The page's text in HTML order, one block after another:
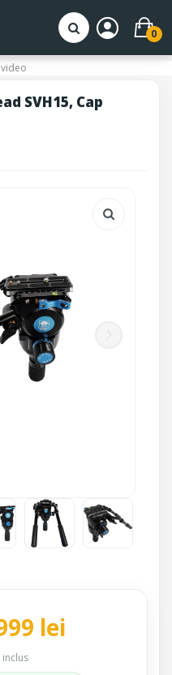
0
SVH15, Cap
lei
inclus